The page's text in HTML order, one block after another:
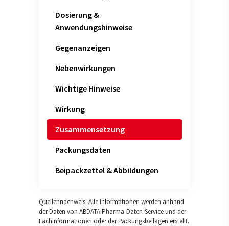
Dosierung &
Anwendungshinweise
Gegenanzeigen
Nebenwirkungen
Wichtige Hinweise
Wirkung
Zusammensetzung
Packungsdaten
Beipackzettel & Abbildungen
Quellennachweis: Alle Informationen werden anhand
der Daten von ABDATA Pharma-Daten-Service und der
Fachinformationen oder der Packungsbeilagen erstellt.